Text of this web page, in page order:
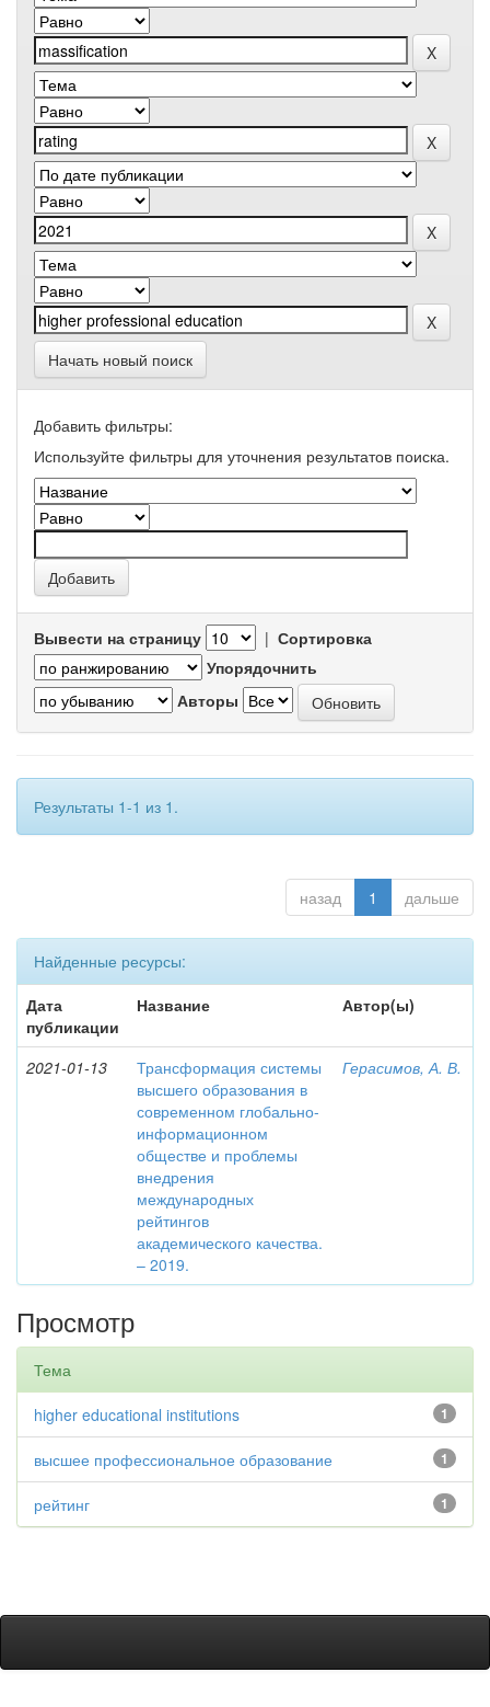
Начать новый поиск
Добавить фильтры:
Используйте фильтры для уточнения результатов поиска.
Вывести на страницу | Сортировка
Упорядочнить
Авторы
Результаты 1-1 из 1.
назад 1 дальше
Найденные ресурсы:
Дата
публикации
Название Автор(ы)
2021-01-13
Трансформация системы
высшего образования в
современном глобально-
информационном
обществе и проблемы
внедрения
международных
рейтингов
академического качества.
– 2019.
Герасимов, А. В.
Просмотр
Тема
1
higher educational institutions
1
высшее профессиональное образование
1
рейтинг